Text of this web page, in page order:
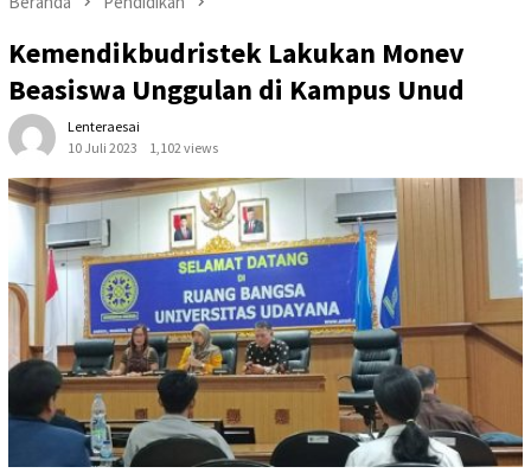
Kemendikbudristek Lakukan Monev
Beasiswa Unggulan di Kampus Unud
Lenteraesai
10 Juli 2023
1,102 views